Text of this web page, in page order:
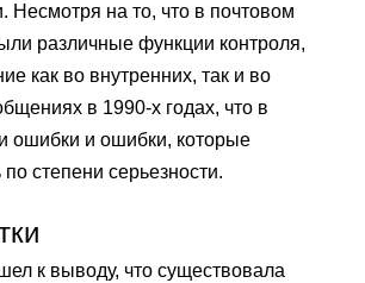
Несмотря на то, что в почтовом
различные функции контроля,
как во внутренних, так и во
в 1990-х годах, что в
ошибки и ошибки, которые
по степени серьезности.
к выводу, что существовала